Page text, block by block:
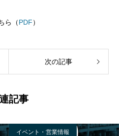
ら（PDF）
次の記事
記事
イベント・営業情報